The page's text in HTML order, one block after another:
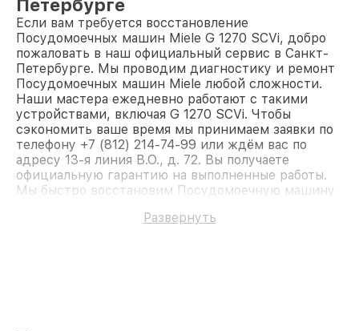
Петербурге
Если вам требуется восстановление
Посудомоечных машин Miele G 1270 SCVi, добро
пожаловать в наш официальный сервис в Санкт-
Петербурге. Мы проводим диагностику и ремонт
Посудомоечных машин Miele любой сложности.
Наши мастера ежедневно работают с такими
устройствами, включая G 1270 SCVi. Чтобы
сэкономить ваше время мы принимаем заявки по
телефону +7 (812) 214-74-99 или ждём вас по
адресу 13-я линия В.О., д. 72. Вы получаете
официальную гарантию на выполненные работы.
Мы быстро восстановим Посудомоечную машину
Развернуть